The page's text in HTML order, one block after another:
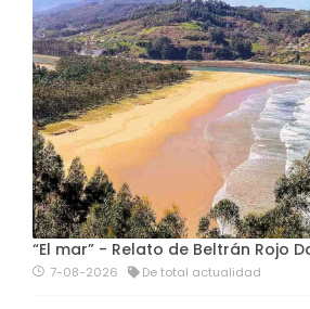
“El mar” - Relato de Beltrán Rojo
7-08-2026 De total actualidad